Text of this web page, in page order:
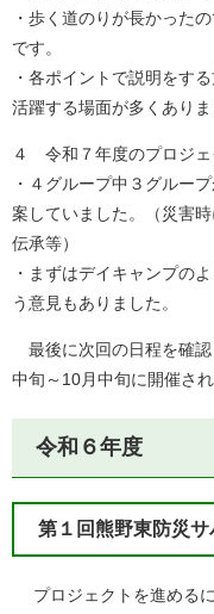
・歩く道のりが長かった
です。
・各ポイントで説明をす
活躍する場面が多くありま
４ 令和７年度のプロジェ
・４グループ中３グルー
案していました。（災害
伝承等）
・まずはデイキャンプの
う意見もありました。
最後に次回の日程を確認
中旬～10月中旬に開催され
令和６年度
第１回熊野東防災
プロジェクトを進める